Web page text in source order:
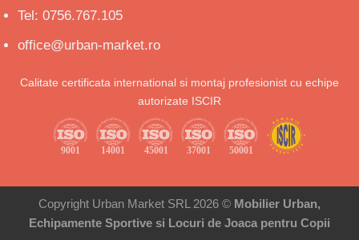
Tel: 0756.767.105
office@urban-market.ro
Calitate certificata international si montaj profesionist cu echipe
autorizate ISCIR
Copyright Urban Market SRL 2026 © Mobilier Urban,
Echipamente Sportive si Locuri de Joaca pentru Copii